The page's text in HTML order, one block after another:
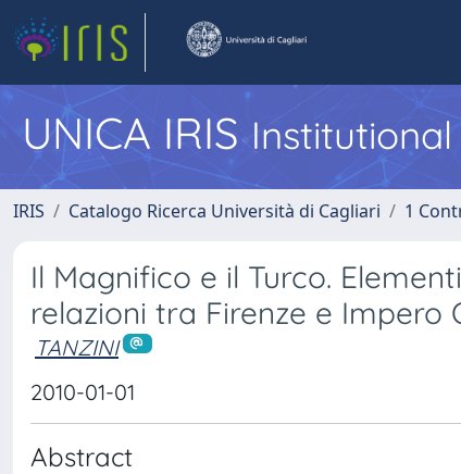
UNICA IRIS
IRIS Catalogo Ricerca Università di Cagliari 1
Il Magnifico e il Turco.
relazioni tra Firenze e Impero
TANZINI
2010-01-01
Abstract